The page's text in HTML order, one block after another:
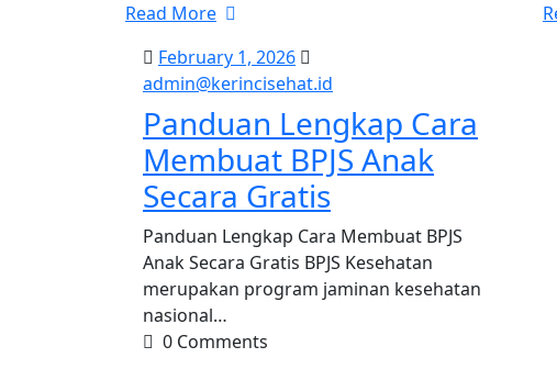
Read More
February 1, 2026February
1,
admin@kerincisehat.id
Panduan Lengkap Cara
Membuat BPJS Anak
Secara Gratis
Panduan Lengkap Cara Membuat BPJS
Anak Secara Gratis BPJS Kesehatan
merupakan program jaminan kesehatan
nasional…
0 Comments